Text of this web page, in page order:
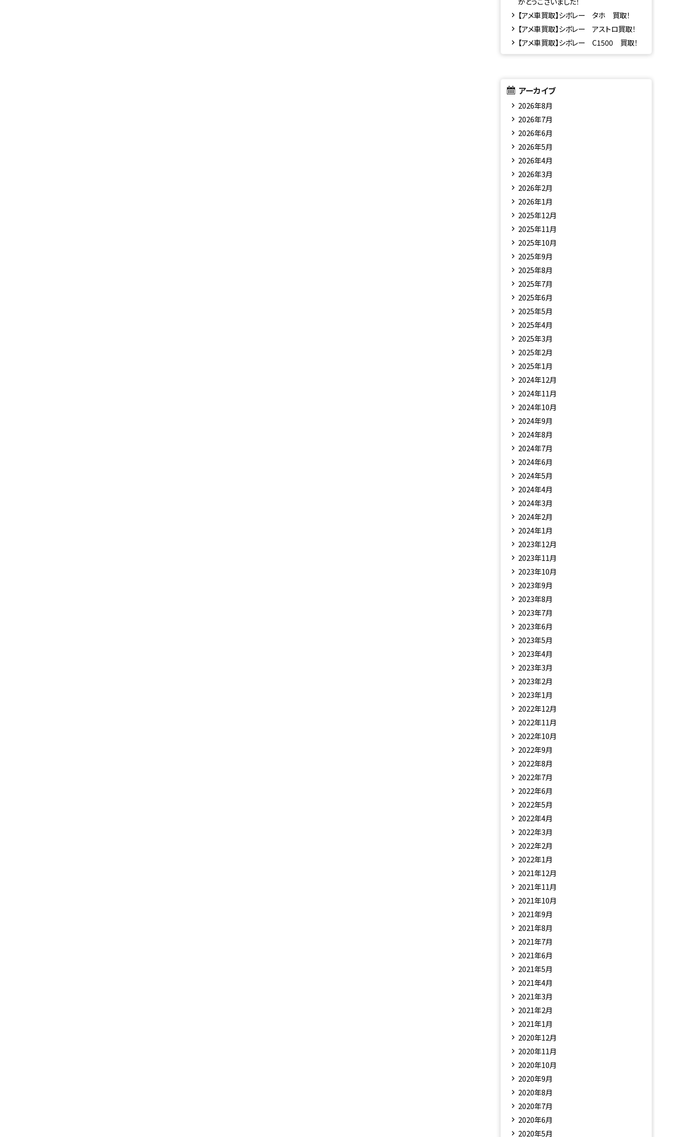
【アメ車買取】シボレー タホ 買取！
【アメ車買取】シボレー アストロ買取！
【アメ車買取】シボレー C1500 買取！
アーカイブ
2026年8月
2026年7月
2026年6月
2026年5月
2026年4月
2026年3月
2026年2月
2026年1月
2025年12月
2025年11月
2025年10月
2025年9月
2025年8月
2025年7月
2025年6月
2025年5月
2025年4月
2025年3月
2025年2月
2025年1月
2024年12月
2024年11月
2024年10月
2024年9月
2024年8月
2024年7月
2024年6月
2024年5月
2024年4月
2024年3月
2024年2月
2024年1月
2023年12月
2023年11月
2023年10月
2023年9月
2023年8月
2023年7月
2023年6月
2023年5月
2023年4月
2023年3月
2023年2月
2023年1月
2022年12月
2022年11月
2022年10月
2022年9月
2022年8月
2022年7月
2022年6月
2022年5月
2022年4月
2022年3月
2022年2月
2022年1月
2021年12月
2021年11月
2021年10月
2021年9月
2021年8月
2021年7月
2021年6月
2021年5月
2021年4月
2021年3月
2021年2月
2021年1月
2020年12月
2020年11月
2020年10月
2020年9月
2020年8月
2020年7月
2020年6月
2020年5月